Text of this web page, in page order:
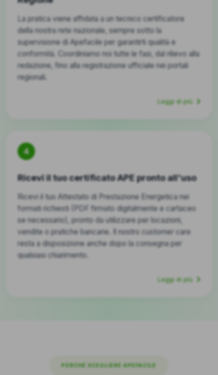
La pratica viene affidata a un tecnico certificatore
della nostra rete nazionale, sempre sotto la
supervisione di Apefacile per garantirti qualità e
conformità. Coordiniamo noi tutte le fasi, dal rilievo alla
redazione, fino alla registrazione ufficiale nei portali
regionali.
Leggi di più
4
Ricevi il tuo certificato APE pronto all'uso
Ricevi il tuo Attestato di Prestazione Energetica nei
formati richiesti (PDF firmato digitalmente e cartaceo
se necessario), pronto da utilizzare per locazioni,
vendite o pratiche bancarie. Il nostro customer care
resta a disposizione anche dopo la consegna per
qualsiasi chiarimento.
Leggi di più
PERCHÉ SCEGLIERE APEFACILE